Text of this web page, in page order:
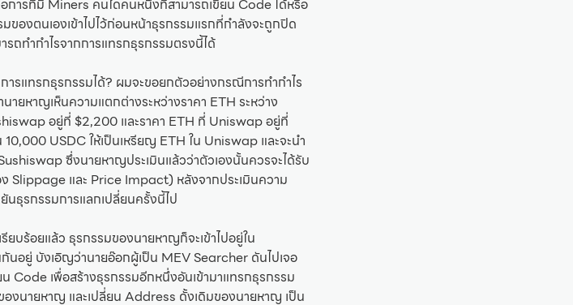
การที่มี Miners คนใดคนหนึ่งที่สามารถเขียน Code ได้หรือ
องตนเองเข้าไปไว้ก่อนหน้าธุรกรรมแรกที่กำลังจะถูกปิด
ถทำกำไรจากการแทรกธุรกรรมตรงนี้ได้
ารแทรกธุรกรรมได้? ผมจะขอยกตัวอย่างกรณีการทำกำไร
ยหาญเห็นความแตกต่างระหว่างราคา ETH ระหว่าง
อยู่ที่ $2,200 และราคา ETH ที่ Uniswap อยู่ที่
USDC ให้เป็นเหรียญ ETH ใน Uniswap และจะนำ
ซึ่งนายหาญประเมินแล้วว่าตัวเองนั้นควรจะได้รับ
Slippage และ Price Impact) หลังจากประเมินความ
นธุรกรรมการแลกเปลี่ยนครั้งนี้ไป
ร้อยแล้ว ธุรกรรมของนายหาญก็จะเข้าไปอยู่ใน
อยู่ บังเอิญว่านายอ๊อกผู้เป็น MEV Searcher ดันไปเจอ
Code เพื่อสร้างธุรกรรมอีกหนึ่งอันเข้ามาแทรกธุรกรรม
นายหาญ และเปลี่ยน Address ดั้งเดิมของนายหาญ เป็น